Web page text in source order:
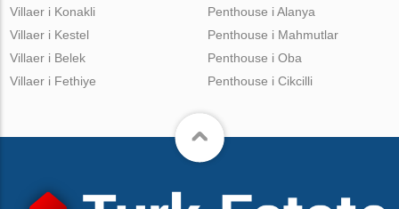
Villaer i Konakli
Villaer i Kestel
Villaer i Belek
Villaer i Fethiye
Penthouse i Alanya
Penthouse i Mahmutlar
Penthouse i Oba
Penthouse i Cikcilli